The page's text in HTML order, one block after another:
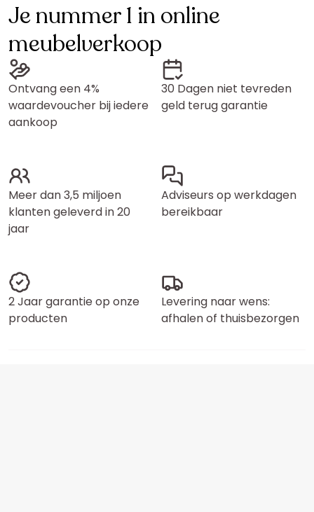
Je nummer 1 in online
meubelverkoop
Ontvang een 4%
waardevoucher bij iedere
aankoop
30 Dagen niet tevreden
geld terug garantie
Meer dan 3,5 miljoen
klanten geleverd in 20
jaar
Adviseurs op werkdagen
bereikbaar
2 Jaar garantie op onze
producten
Levering naar wens:
afhalen of thuisbezorgen